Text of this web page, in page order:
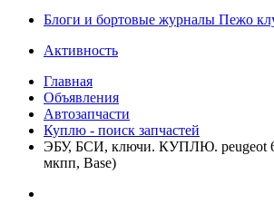
Блоги и бортовые журналы Пежо
Активность
Главная
Объявления
Автозапчасти
Куплю - поиск запчастей
ЭБУ, БСИ, ключи. КУПЛЮ. peugeot
мкпп, Base)